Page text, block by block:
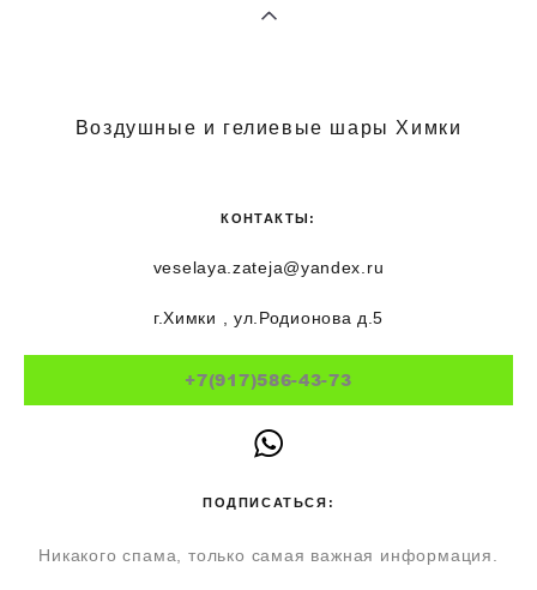
Воздушные и гелиевые шары Химки
КОНТАКТЫ:
veselaya.zateja@yandex.ru
г.Химки , ул.Родионова д.5
+7(917)586-43-73
ПОДПИСАТЬСЯ:
Никакого спама, только самая важная информация.